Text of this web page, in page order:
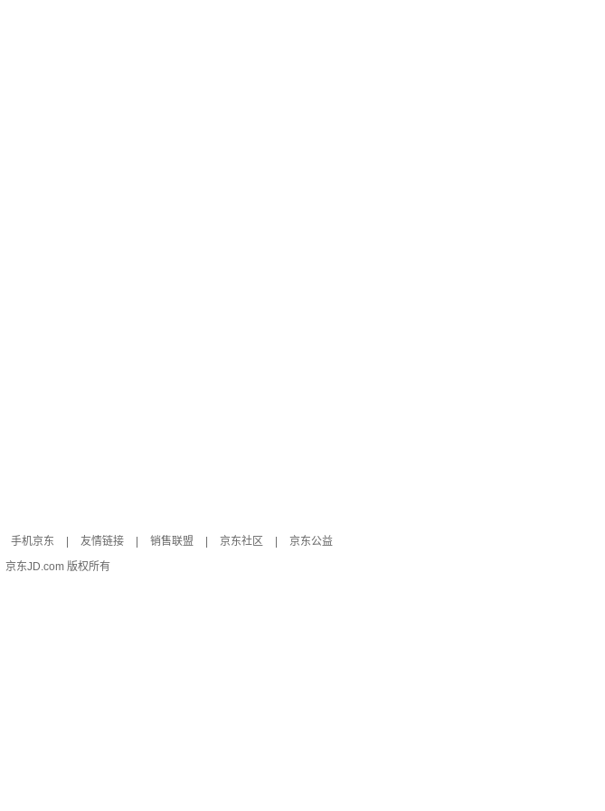
手机京东 友情链接 销售联盟 京东社区
京东公益
京东JD.com 版权所有